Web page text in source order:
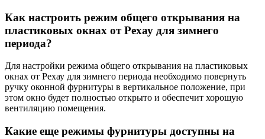
Как настроить режим общего открывания на
пластиковых окнах от Рехау для зимнего
периода?
Для настройки режима общего открывания на пластиковых
окнах от Рехау для зимнего периода необходимо повернуть
ручку оконной фурнитуры в вертикальное положение, при
этом окно будет полностью открыто и обеспечит хорошую
вентиляцию помещения.
Какие еще режимы фурнитуры доступны на